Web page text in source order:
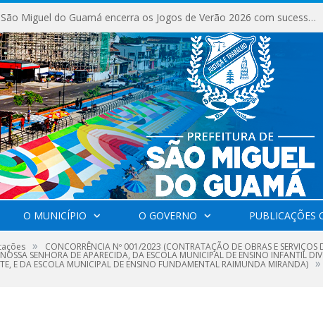
São Miguel do Guamá encerra os Jogos de Verão 2026 com sucesso de público e competições.
O MUNICÍPIO O GOVERNO PUBLICAÇÕES
» CONCORRÊNCIA Nº 001/2023 (CONTRATAÇÃO DE OBRAS E
SENHORA DE APARECIDA, DA ESCOLA MUNICIPAL DE ENSINO INFANTIL
E DA ESCOLA MUNICIPAL DE ENSINO FUNDAMENTAL RAIMUNDA MIRANDA) »